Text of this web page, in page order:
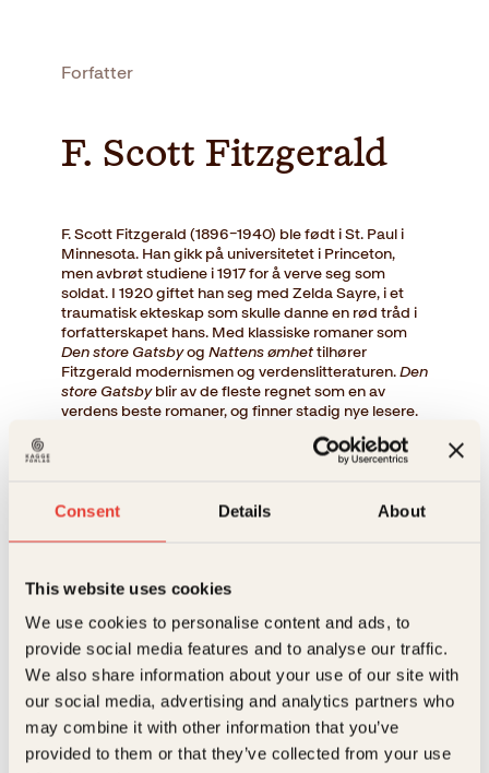
Consent Details About
This website uses cookies
We use cookies to personalise content and ads, to
provide social media features and to analyse our traffic.
We also share information about your use of our site with
our social media, advertising and analytics partners who
may combine it with other information that you’ve
provided to them or that they’ve collected from your use
Forfatter
F. Scott Fitzgerald
F. Scott Fitzgerald (1896–1940) ble født i St. Paul i
Minnesota. Han gikk på universitetet i Princeton,
men avbrøt studiene i 1917 for å verve seg som
soldat. I 1920 giftet han seg med Zelda Sayre, i et
traumatisk ekteskap som skulle danne en rød tråd i
forfatterskapet hans. Med klassiske romaner som
Den store Gatsbyog Nattens ømhettilhører
Fitzgerald modernismen og verdenslitteraturen.Den
store Gatsbyblir av de fleste regnet som en av
verdens beste romaner, og finner stadig nye lesere.